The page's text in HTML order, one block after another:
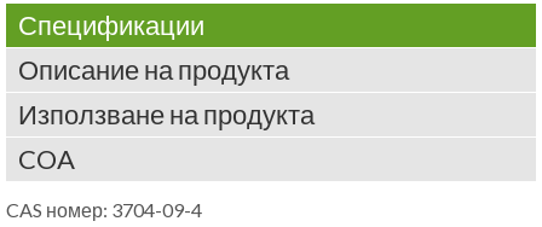
Спецификации
Описание на продукта
Използване на продукта
COA
CAS номер: 3704-09-4